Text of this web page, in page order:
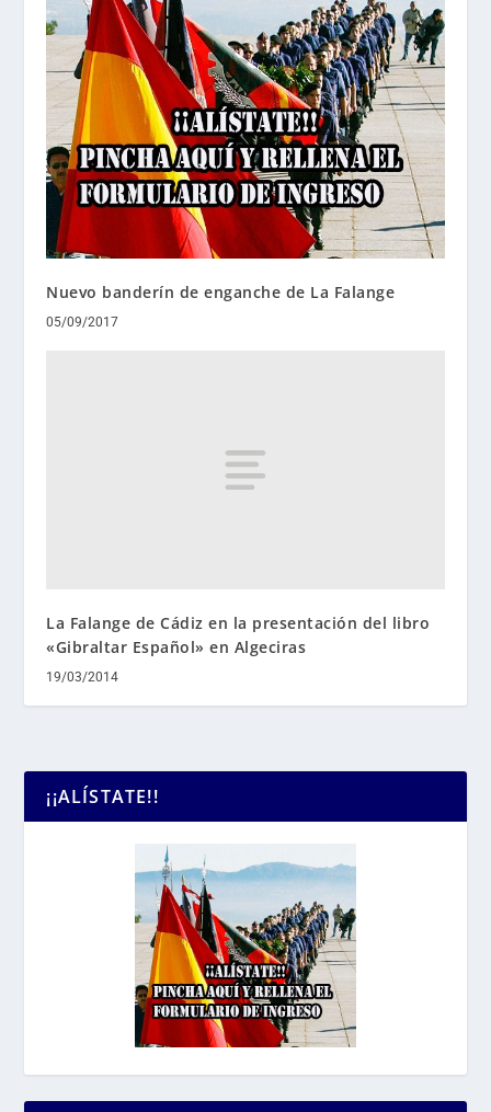
Nuevo banderín de enganche de La Falange
05/09/2017
La Falange de Cádiz en la presentación del libro
«Gibraltar Español» en Algeciras
19/03/2014
¡¡ALÍSTATE!!